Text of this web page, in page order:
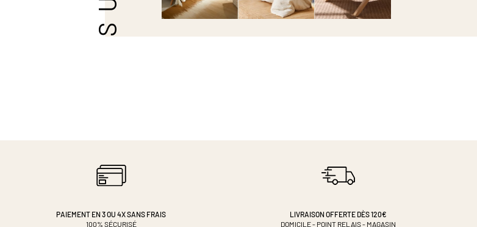
PAIEMENT EN 3 OU 4XSANS FRAIS
100% SÉCURISÉ
LIVRAISON OFFERTE DÈS 120€
DOMICILE - POINT RELAIS - MAGASIN